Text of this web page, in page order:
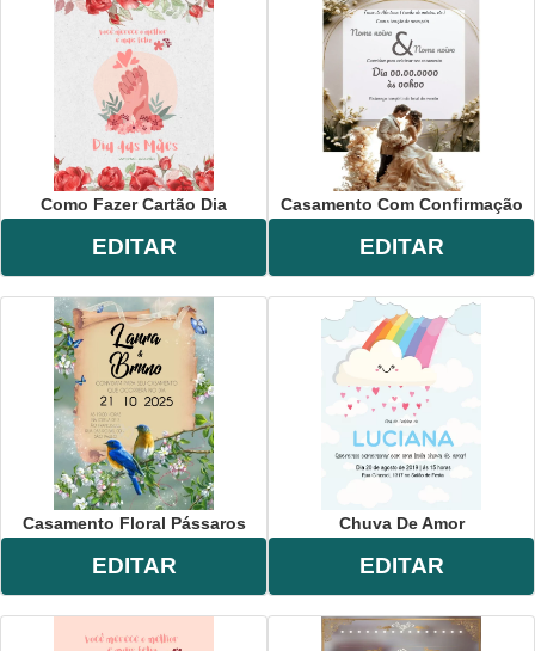
Como Fazer Cartão Dia
EDITAR
Casamento Com Confirmação
EDITAR
Casamento Floral Pássaros
EDITAR
Chuva De Amor
EDITAR